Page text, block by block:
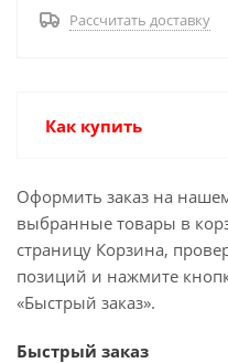
Рассчитать доставку
Как купить
Оформить заказ на
выбранные товары в
страницу Корзина,
позиций и нажмите
«Быстрый заказ».
Быстрый заказ